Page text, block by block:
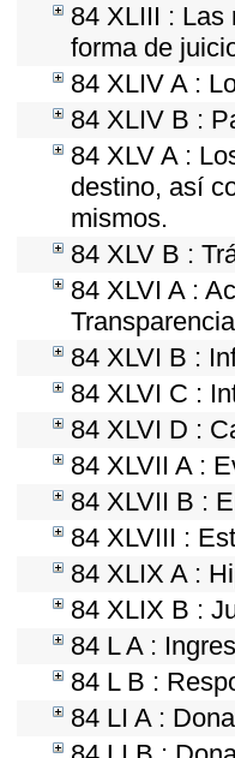
84 XLIII : Las
forma de
84 XLIV A :
84 XLIV B :
84 XLV A :
destino, así
mismos.
84 XLV B :
84 XLVI A :
84 XLVI B :
84 XLVI C :
84 XLVI D :
84 XLVII A :
84 XLVII B :
84 XLVIII :
84 XLIX A :
84 XLIX B :
84 L A :
84 L B :
84 LI A :